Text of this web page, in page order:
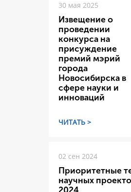
30 мая 2025
Извещение о
проведении
конкурса на
присуждение
премий мэрий
города
Новосибирска в
сфере науки и
инноваций
ЧИТАТЬ >
02 сен 2024
Приоритетные
научных